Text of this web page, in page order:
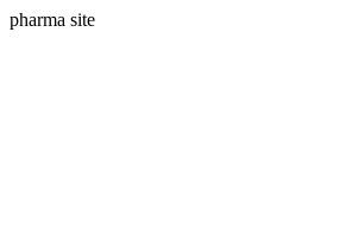
pharma site